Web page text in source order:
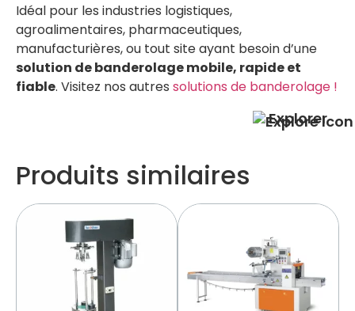
Idéal pour les industries logistiques,
agroalimentaires, pharmaceutiques,
manufacturières, ou tout site ayant besoin d’une
solution de banderolage mobile, rapide et
fiable. Visitez nos autres solutions de banderolage !
Explorer
Produits similaires